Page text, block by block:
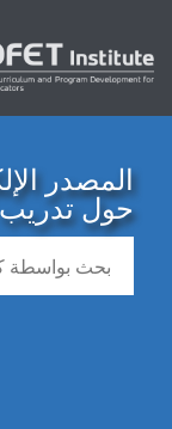
المصدر
حول تدريب